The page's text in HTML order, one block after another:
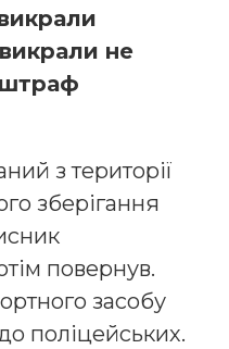
не
штраф
з території
зберігання
повернув.
засобу
поліцейських.